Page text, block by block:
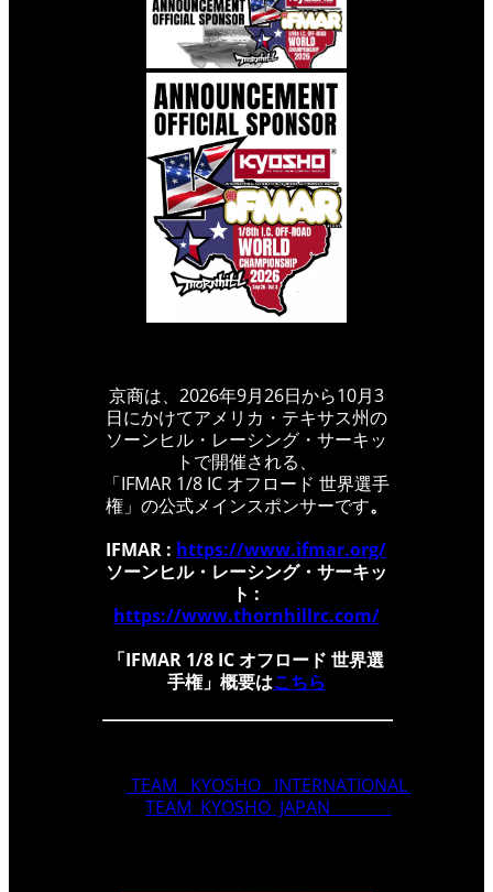
京商は、2026年9月26日から10月3
日にかけてアメリカ・テキサス州の
ソーンヒル・レーシング・サーキッ
トで開催される、
「IFMAR 1/8 IC オフロード 世界選手
権」の公式メインスポンサーです。
IFMAR : https://www.ifmar.org/
ソーンヒル・レーシング・サーキッ
ト :
https://www.thornhillrc.com/
「IFMAR 1/8 IC オフロード 世界選
手権」概要はこちら
TEAM KYOSHO INTERNATIONAL
TEAM KYOSHO JAPAN